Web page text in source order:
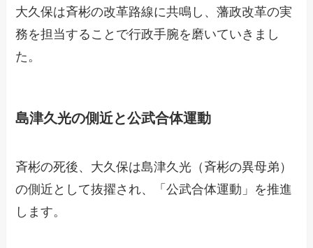
大久保は斉彬の改革路線に共鳴し、藩政改革の実
務を担当することで行政手腕を磨いていきまし
た。
島津久光の側近と公武合体運動
斉彬の死後、大久保は島津久光（斉彬の異母弟）
の側近として抜擢され、「公武合体運動」を推進
します。